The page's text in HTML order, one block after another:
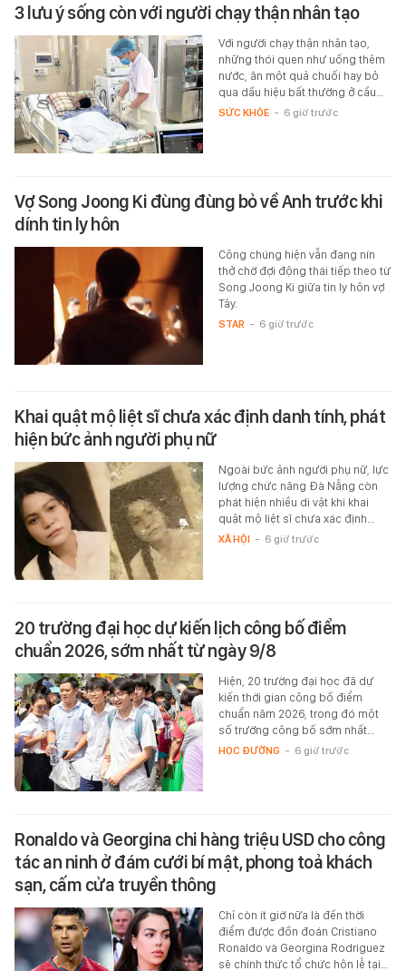
3 lưu ý sống còn với người chạy thận nhân tạo
Với người chạy thận nhân tạo,
những thói quen như uống thêm
nước, ăn một quả chuối hay bỏ
qua dấu hiệu bất thường ở cầu…
SỨC KHỎE - 6 giờ trước
Vợ Song Joong Ki đùng đùng bỏ về Anh trước khi
dính tin ly hôn
Công chúng hiện vẫn đang nín
thở chờ đợi động thái tiếp theo từ
Song Joong Ki giữa tin ly hôn vợ
Tây.
STAR - 6 giờ trước
Khai quật mộ liệt sĩ chưa xác định danh tính, phát
hiện bức ảnh người phụ nữ
Ngoài bức ảnh người phụ nữ, lực
lượng chức năng Đà Nẵng còn
phát hiện nhiều di vật khi khai
quật mộ liệt sĩ chưa xác định…
XÃ HỘI - 6 giờ trước
20 trường đại học dự kiến lịch công bố điểm
chuẩn 2026, sớm nhất từ ngày 9/8
Hiện, 20 trường đại học đã dự
kiến thời gian công bố điểm
chuẩn năm 2026, trong đó một
số trường công bố sớm nhất…
HỌC ĐƯỜNG - 6 giờ trước
Ronaldo và Georgina chi hàng triệu USD cho công
tác an ninh ở đám cưới bí mật, phong toả khách
sạn, cấm cửa truyền thông
Chỉ còn ít giờ nữa là đến thời
điểm được đồn đoán Cristiano
Ronaldo và Georgina Rodriguez
sẽ chính thức tổ chức hôn lễ tại…